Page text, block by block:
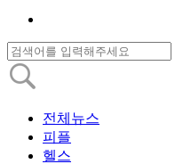
전체뉴스
피플
헬스